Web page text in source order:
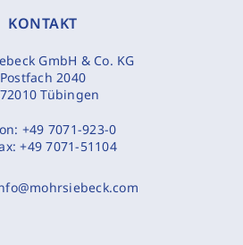
KONTAKT
GmbH & Co. KG
Postfach 2040
Tübingen
+49 7071-923-0
+49 7071-51104